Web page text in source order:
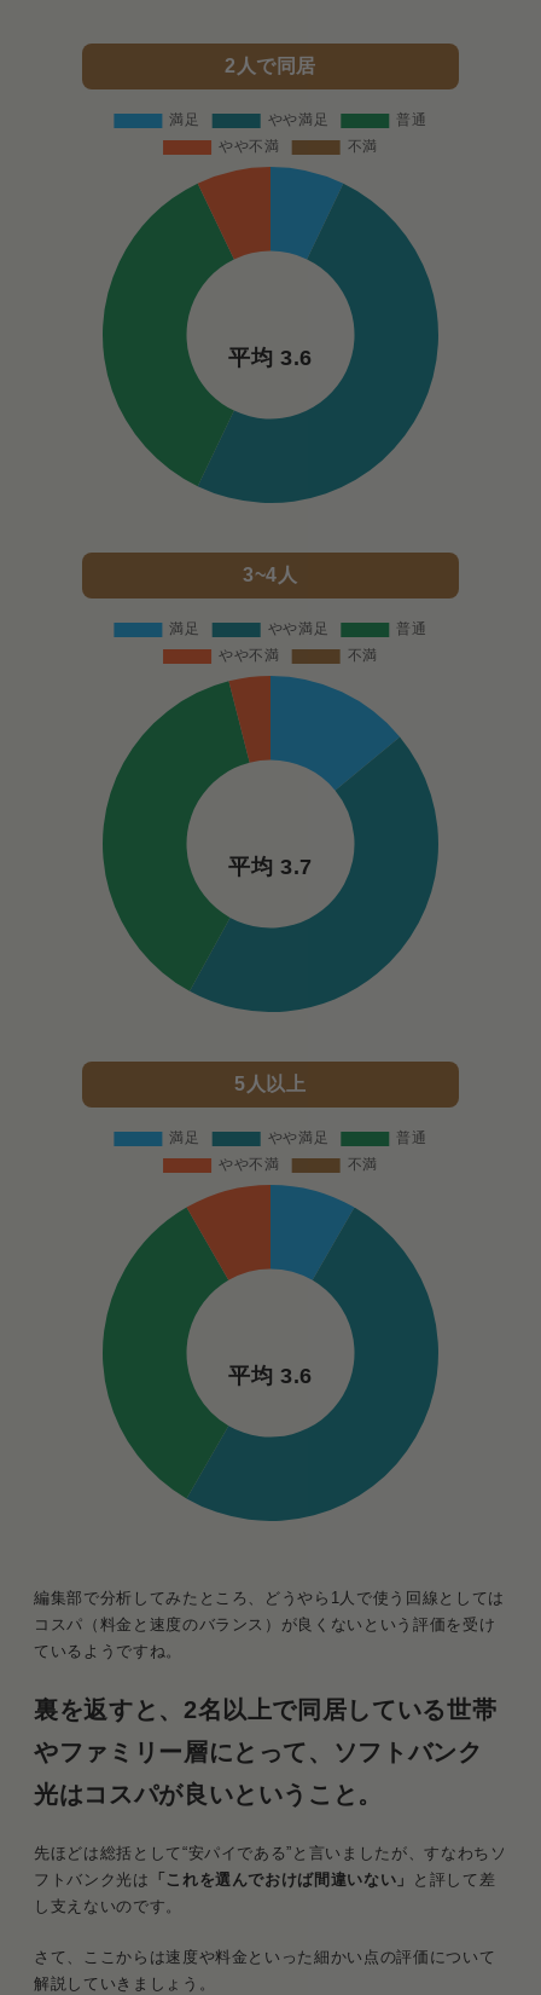
2人で同居
平均 3.6
3~4人
平均 3.7
5人以上
平均 3.6
編集部で分析してみたところ、どうやら1人で使う回線としては
コスパ（料金と速度のバランス）が良くないという評価を受け
ているようですね。
裏を返すと、2名以上で同居している世帯
やファミリー層にとって、ソフトバンク
光はコスパが良いということ。
先ほどは総括として“安パイである”と言いましたが、すなわちソ
フトバンク光は
「これを選んでおけば間違いない」
と評して差
し支えないのです。
さて、ここからは速度や料金といった細かい点の評価について
解説していきましょう。